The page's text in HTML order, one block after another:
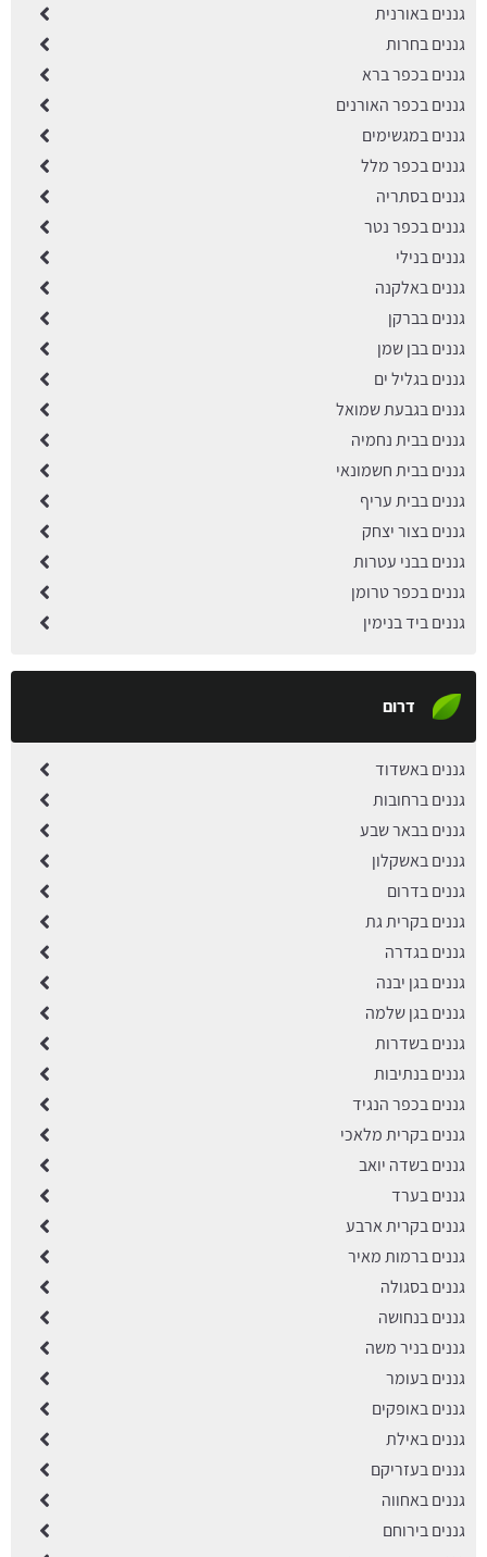
גננים באורנית
גננים בחרות
גננים בכפר ברא
גננים בכפר האורנים
גננים במגשימים
גננים בכפר מלל
גננים בסתריה
גננים בכפר נטר
גננים בנילי
גננים באלקנה
גננים בברקן
גננים בבן שמן
גננים בגליל ים
גננים בגבעת שמואל
גננים בבית נחמיה
גננים בבית חשמונאי
גננים בבית עריף
גננים בצור יצחק
גננים בבני עטרות
גננים בכפר טרומן
גננים ביד בנימין
דרום
גננים באשדוד
גננים ברחובות
גננים בבאר שבע
גננים באשקלון
גננים בדרום
גננים בקרית גת
גננים בגדרה
גננים בגן יבנה
גננים בגן שלמה
גננים בשדרות
גננים בנתיבות
גננים בכפר הנגיד
גננים בקרית מלאכי
גננים בשדה יואב
גננים בערד
גננים בקרית ארבע
גננים ברמות מאיר
גננים בסגולה
גננים בנחושה
גננים בניר משה
גננים בעומר
גננים באופקים
גננים באילת
גננים בעזריקם
גננים באחווה
גננים בירוחם